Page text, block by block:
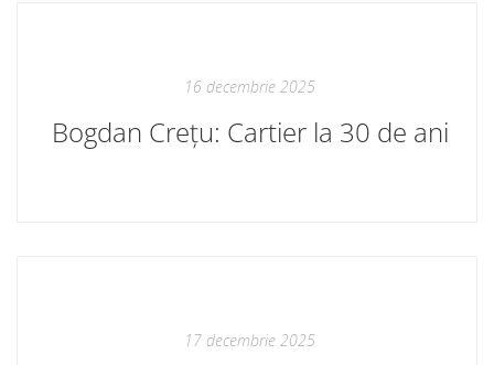
16 decembrie 2025
Bogdan Crețu: Cartier la 30 de ani
17 decembrie 2025